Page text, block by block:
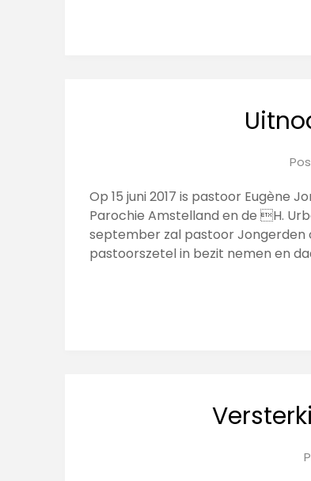
Op 15 juni 2017 is pastoor Eugène
Parochie Amstelland en de H.
september zal pastoor Jongerden
pastoorszetel in bezit nemen en